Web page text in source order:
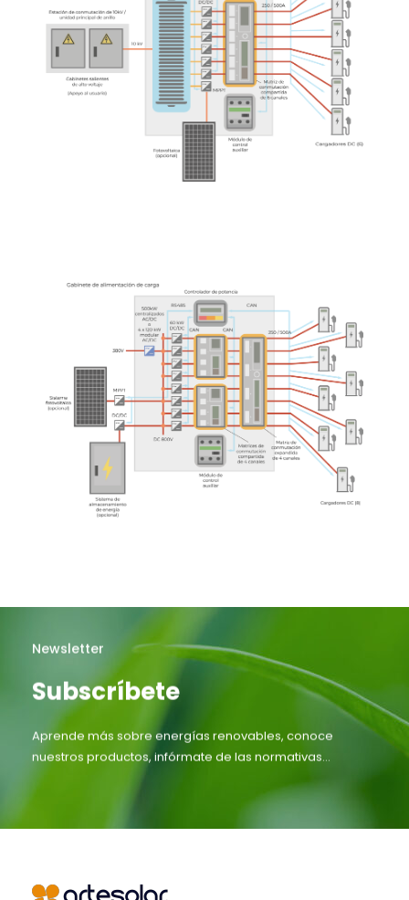
Newsletter
Subscríbete
Aprende más sobre energías renovables, conoce
nuestros productos, infórmate de las normativas...